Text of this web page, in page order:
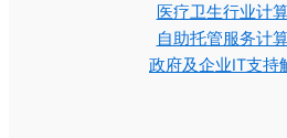
医疗卫生行业计
自助托管服务计
政府及企业IT支持